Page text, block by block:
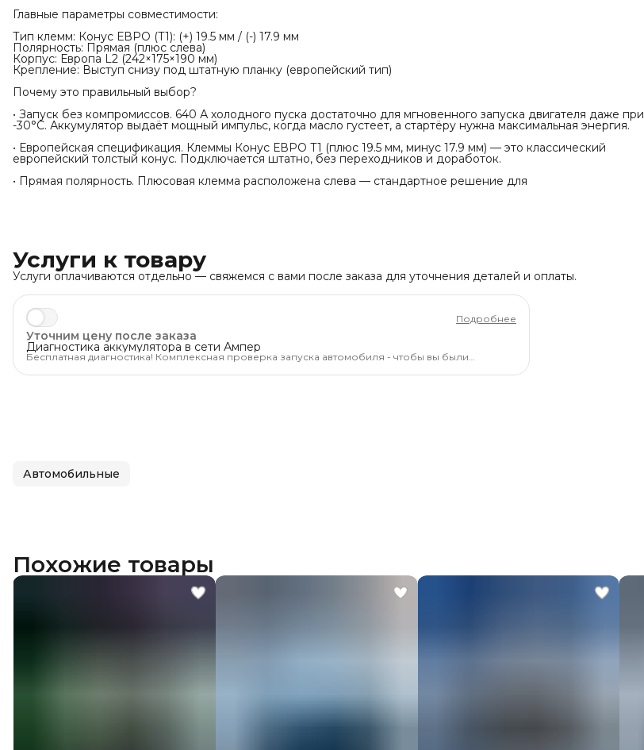
Главные параметры совместимости:
Тип клемм: Конус ЕВРО (Т1): (+) 19.5 мм / (-) 17.9 мм
Полярность: Прямая (плюс слева)
Корпус: Европа L2 (242×175×190 мм)
Крепление: Выступ снизу под штатную планку (европейский тип)
Почему это правильный выбор?
• Запуск без компромиссов. 640 А холодного пуска достаточно для мгновенного запуска двигателя даже при
-30°C. Аккумулятор выдаёт мощный импульс, когда масло густеет, а стартёру нужна максимальная энергия.
• Европейская спецификация. Клеммы Конус ЕВРО Т1 (плюс 19.5 мм, минус 17.9 мм) — это классический
европейский толстый конус. Подключается штатно, без переходников и доработок.
• Прямая полярность. Плюсовая клемма расположена слева — стандартное решение для
Услуги к товару
Услуги оплачиваются отдельно — свяжемся с вами после заказа для уточнения деталей и оплаты.
Подробнее
Уточним цену после заказа
Диагностика аккумулятора в сети Ампер
Бесплатная диагностика! Комплексная проверка запуска автомобиля - чтобы вы были
Автомобильные
Похожие товары